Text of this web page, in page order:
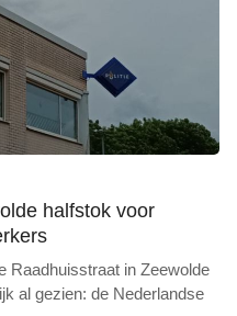
halfstok voor
Raadhuisstraat in Zeewolde
al gezien: de Nederlandse